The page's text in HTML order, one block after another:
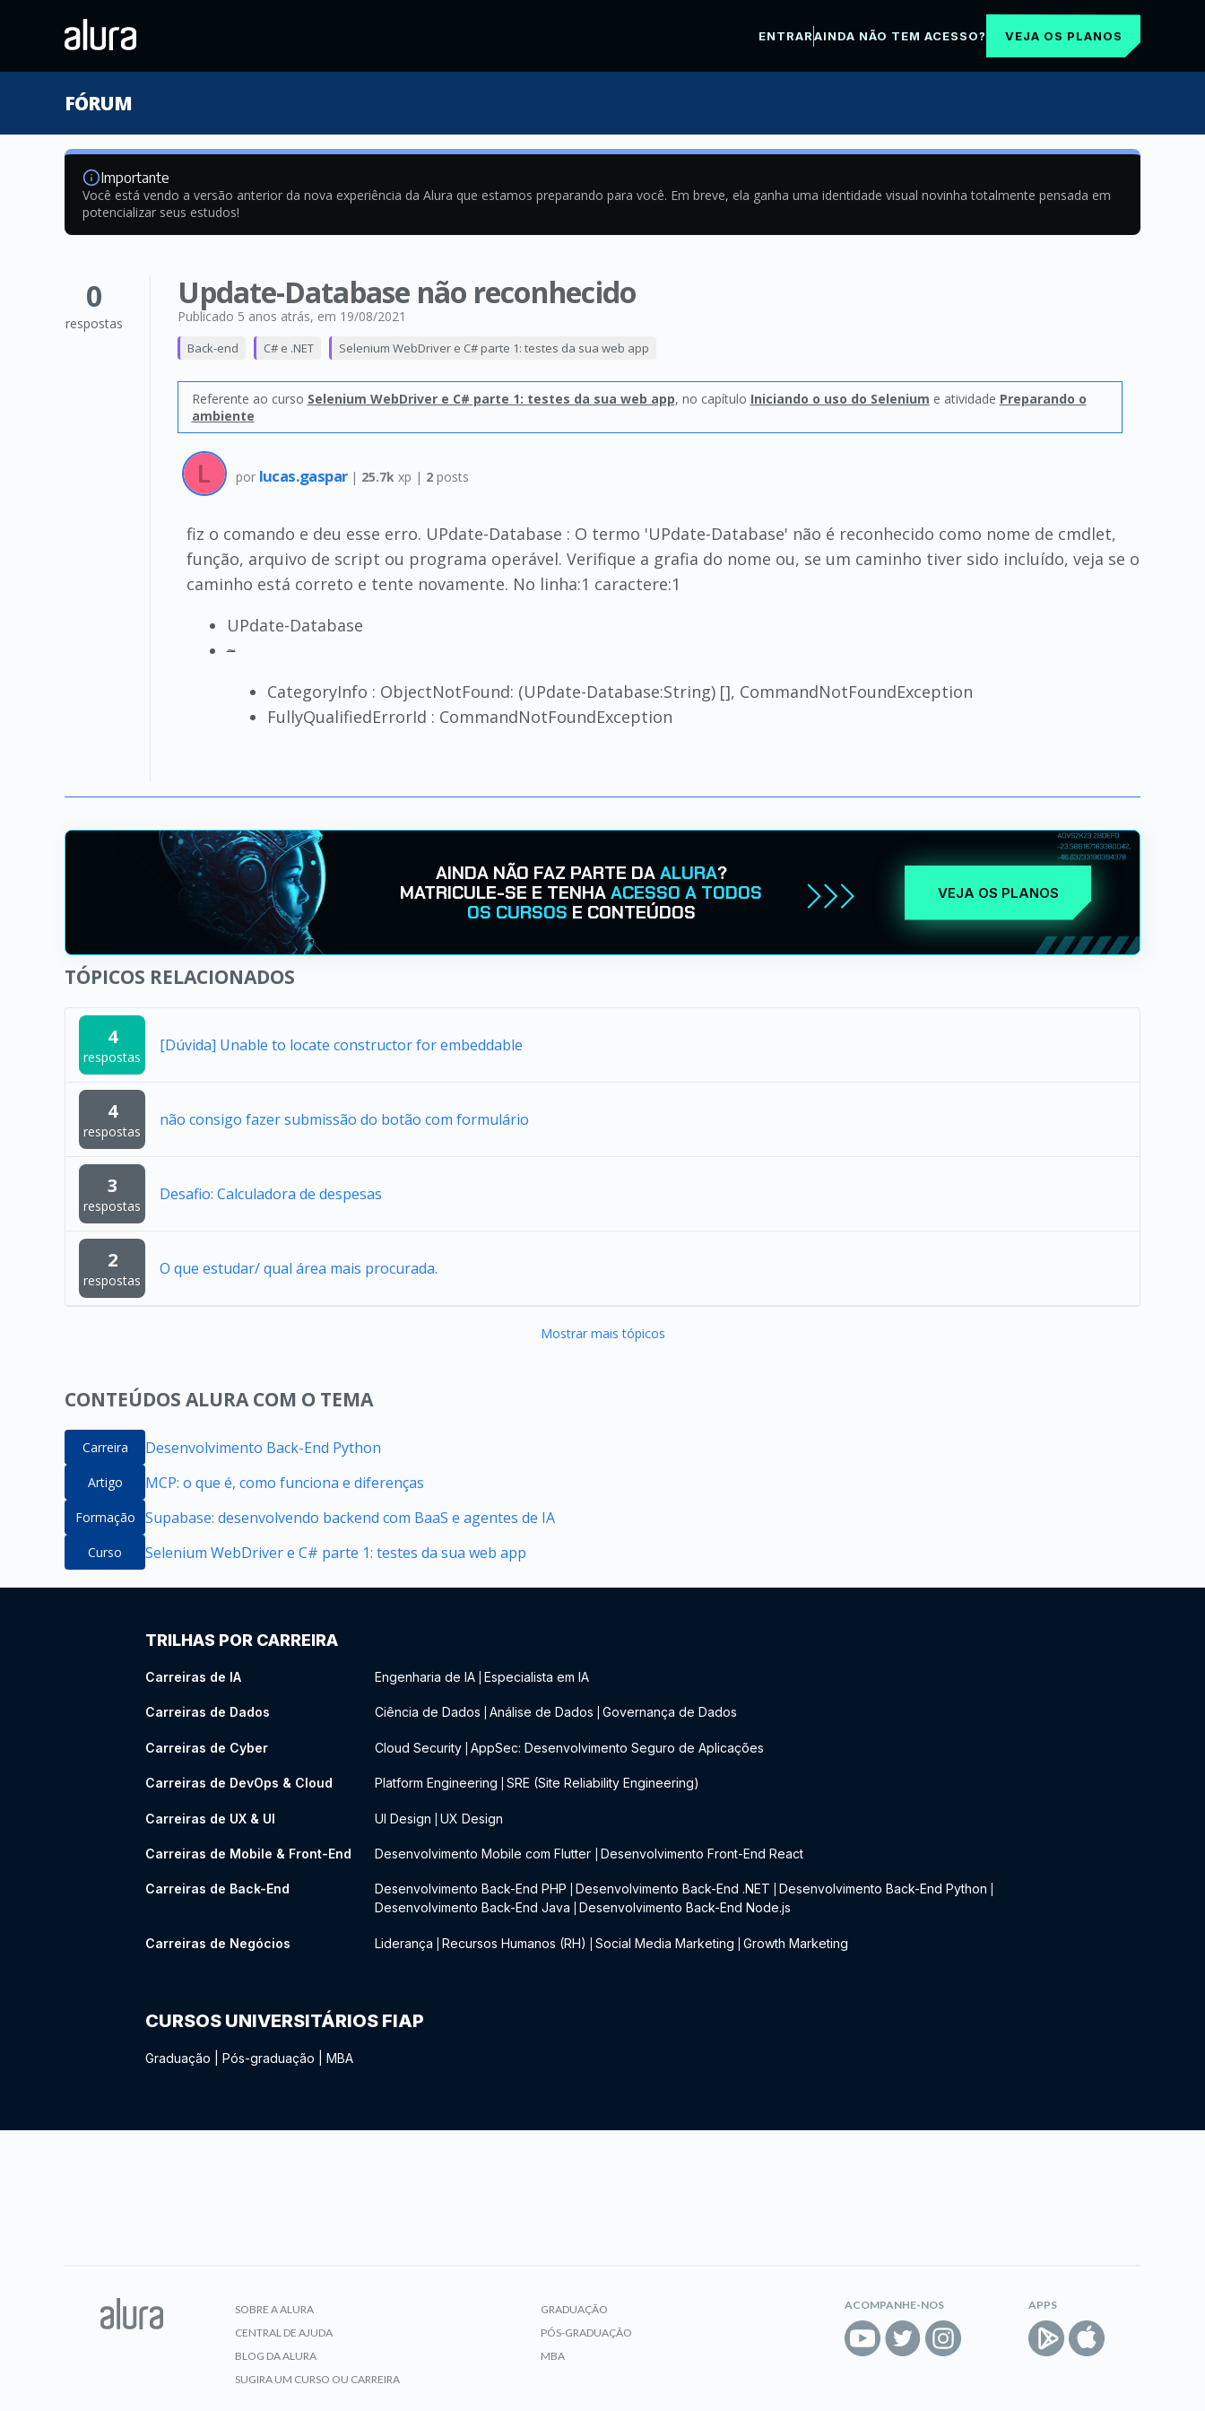
ENTRARAINDA NÃO TEM ACESSO? VEJA OS PLANOS
FÓRUM
Importante
Você está vendo a versão anterior da nova experiência da Alura que estamos preparando para você. Em breve, ela ganha uma identidade visual novinha totalmente pensada em
potencializar seus estudos!
0
respostas
Update-Database não reconhecido
Publicado 5 anos atrás, em 19/08/2021
Back-end C# e .NET Selenium WebDriver e C# parte 1: testes da sua web app
Referente ao curso Selenium WebDriver e C# parte 1: testes da sua web app, no capítulo Iniciando o uso do Selenium e atividade Preparando o
ambiente
por lucas.gaspar | 25.7k xp | 2posts
fiz o comando e deu esse erro. UPdate-Database : O termo 'UPdate-Database' não é reconhecido como nome de cmdlet,
função, arquivo de script ou programa operável. Verifique a grafia do nome ou, se um caminho tiver sido incluído, veja se o
caminho está correto e tente novamente. No linha:1 caractere:1
UPdate-Database
~
CategoryInfo : ObjectNotFound: (UPdate-Database:String) [], CommandNotFoundException
FullyQualifiedErrorId : CommandNotFoundException
AINDA NÃO FAZ PARTE DAALURA?
MATRICULE-SE E TENHAACESSO A TODOS
OS CURSOS E CONTEÚDOS
VEJA OS PLANOS
TÓPICOS RELACIONADOS
4
respostas
[Dúvida] Unable to locate constructor for embeddable
4
respostas
não consigo fazer submissão do botão com formulário
3
respostas
Desafio: Calculadora de despesas
2
respostas
O que estudar/ qual área mais procurada.
Mostrar mais tópicos
CONTEÚDOS ALURA COM O TEMA
Carreira Desenvolvimento Back-End Python
Artigo MCP: o que é, como funciona e diferenças
Formação Supabase: desenvolvendo backend com BaaS e agentes de IA
Curso Selenium WebDriver e C# parte 1: testes da sua web app
TRILHAS POR CARREIRA
Carreiras de IA Engenharia de IA Especialista em IA
Carreiras de Dados Ciência de Dados Análise de Dados Governança de Dados
Carreiras de Cyber Cloud Security AppSec: Desenvolvimento Seguro de Aplicações
Carreiras de DevOps & Cloud Platform Engineering SRE (Site Reliability Engineering)
Carreiras de UX & UI UI Design UX Design
Carreiras de Mobile & Front-End Desenvolvimento Mobile com Flutter Desenvolvimento Front-End React
Carreiras de Back-End Desenvolvimento Back-End PHP Desenvolvimento Back-End .NET Desenvolvimento Back-End Python
Desenvolvimento Back-End Java Desenvolvimento Back-End Node.js
Carreiras de Negócios Liderança Recursos Humanos (RH) Social Media Marketing Growth Marketing
CURSOS UNIVERSITÁRIOS FIAP
Graduação Pós-graduação MBA
SOBRE A ALURA
CENTRAL DE AJUDA
BLOG DA ALURA
SUGIRA UM CURSO OU CARREIRA
GRADUAÇÃO
PÓS-GRADUAÇÃO
MBA
ACOMPANHE-NOS APPS